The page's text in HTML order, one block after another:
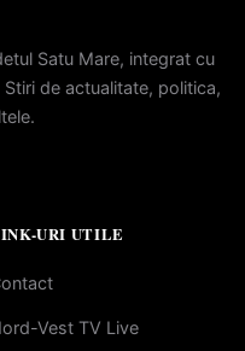
Satu Mare, integrat cu
de actualitate, politica,
URI UTILE
Vest TV Live